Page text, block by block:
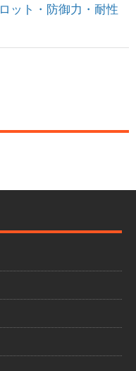
ット・防御力・耐性